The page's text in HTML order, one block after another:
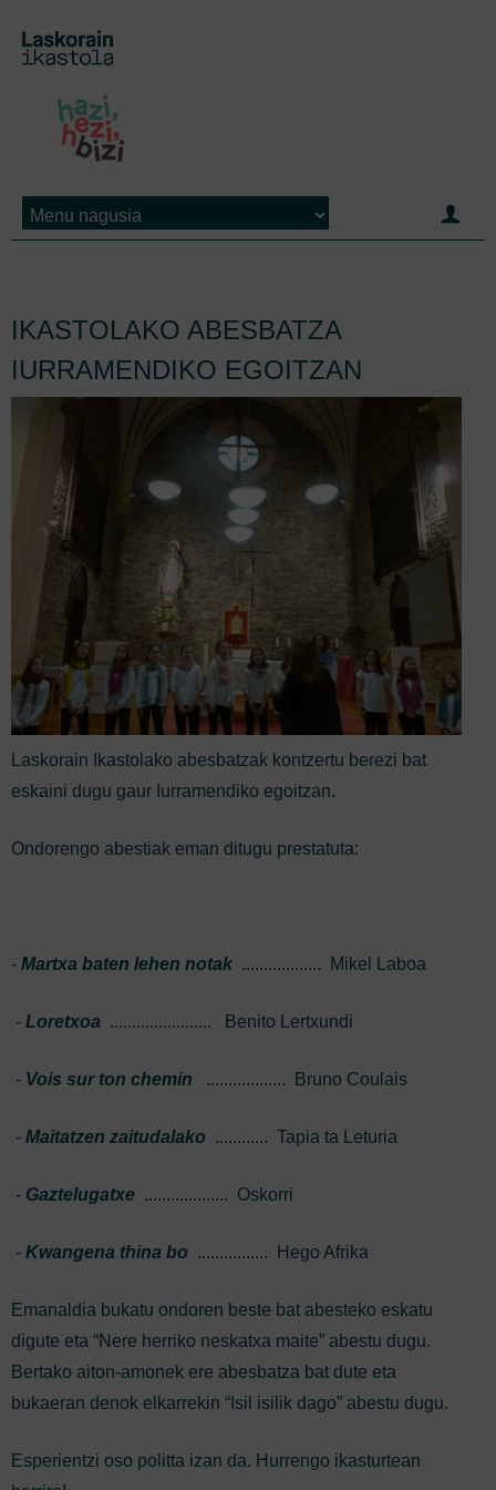
IKASTOLAKO ABESBATZA
IURRAMENDIKO EGOITZAN
Laskorain Ikastolako abesbatzak kontzertu berezi bat
eskaini dugu gaur Iurramendiko egoitzan.
Ondorengo abestiak eman ditugu prestatuta:
- Martxa baten lehen notak .................. Mikel Laboa
- Loretxoa ....................... Benito Lertxundi
- Vois sur ton chemin .................. Bruno Coulais
- Maitatzen zaitudalako ............ Tapia ta Leturia
- Gaztelugatxe ................... Oskorri
- Kwangena thina bo ................ Hego Afrika
Emanaldia bukatu ondoren beste bat abesteko eskatu
digute eta “Nere herriko neskatxa maite” abestu dugu.
Bertako aiton-amonek ere abesbatza bat dute eta
bukaeran denok elkarrekin “Isil isilik dago” abestu dugu.
Esperientzi oso politta izan da. Hurrengo ikasturtean